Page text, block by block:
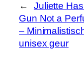
←
Juliette
Gun Not a
–
unisex geur